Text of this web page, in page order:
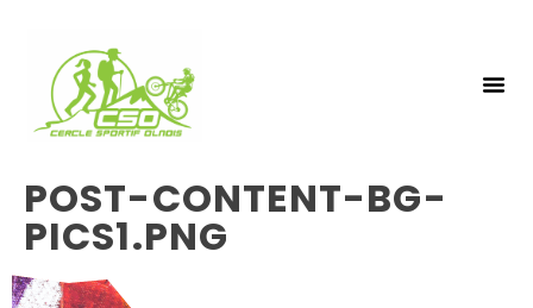
POST-CONTENT-BG-
PICS1.PNG